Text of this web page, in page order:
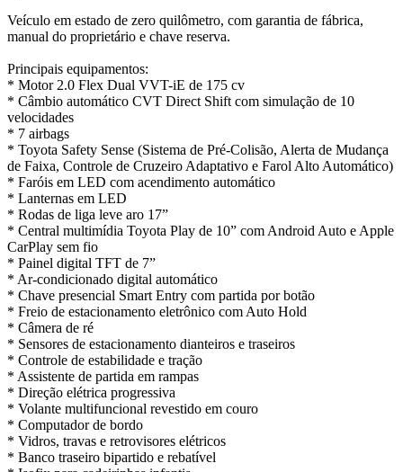
Veículo em estado de zero quilômetro, com garantia de fábrica,
manual do proprietário e chave reserva.
Principais equipamentos:
* Motor 2.0 Flex Dual VVT-iE de 175 cv
* Câmbio automático CVT Direct Shift com simulação de 10
velocidades
* 7 airbags
* Toyota Safety Sense (Sistema de Pré-Colisão, Alerta de Mudança
de Faixa, Controle de Cruzeiro Adaptativo e Farol Alto Automático)
* Faróis em LED com acendimento automático
* Lanternas em LED
* Rodas de liga leve aro 17”
* Central multimídia Toyota Play de 10” com Android Auto e Apple
CarPlay sem fio
* Painel digital TFT de 7”
* Ar-condicionado digital automático
* Chave presencial Smart Entry com partida por botão
* Freio de estacionamento eletrônico com Auto Hold
* Câmera de ré
* Sensores de estacionamento dianteiros e traseiros
* Controle de estabilidade e tração
* Assistente de partida em rampas
* Direção elétrica progressiva
* Volante multifuncional revestido em couro
* Computador de bordo
* Vidros, travas e retrovisores elétricos
* Banco traseiro bipartido e rebatível